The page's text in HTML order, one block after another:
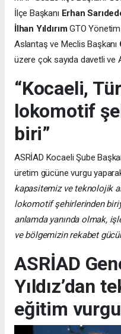
İlçe Başkanı Erhan
İlhan YıldırımGTO
Aslantaş ve Meclis Başkanı
üzere çok sayıda davetli ve
“Kocaeli,
lokomotif
biri”
ASRİAD Kocaeli Şube
üretim gücüne vurgu
kapasitemiz ve teknolojik
lokomotif şehirlerinden
anlamda yanında olmak,
ve bölgemizin rekabet
ASRİAD
Yıldız’dan
eğitim